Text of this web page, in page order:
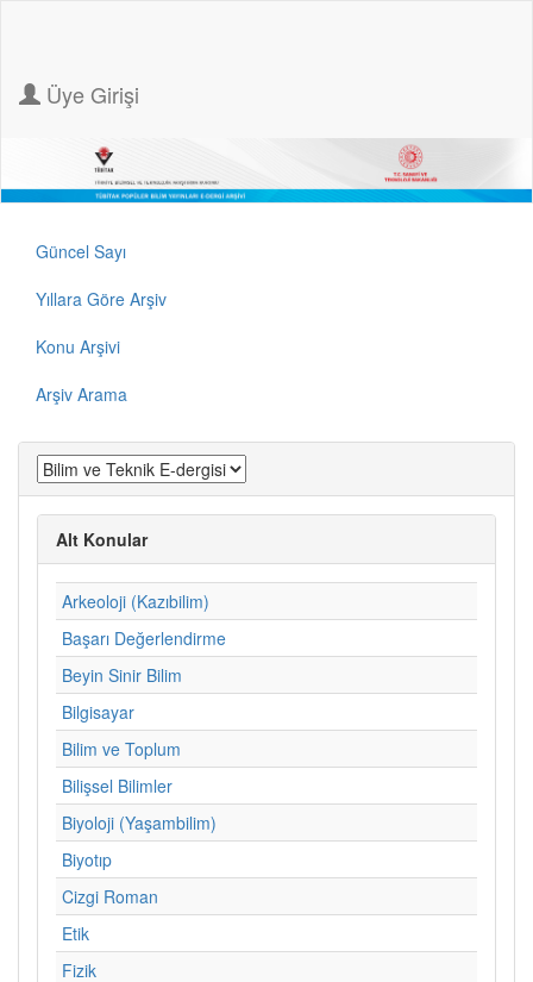
Üye Girişi
Güncel Sayı
Yıllara Göre Arşiv
Konu Arşivi
Arşiv Arama
Alt Konular
Arkeoloji (Kazıbilim)
Başarı Değerlendirme
Beyin Sinir Bilim
Bilgisayar
Bilim ve Toplum
Bilişsel Bilimler
Biyoloji (Yaşambilim)
Biyotıp
Cizgi Roman
Etik
Fizik